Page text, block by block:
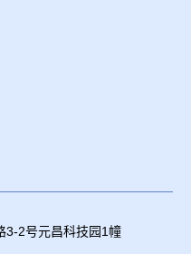
3-2号元昌科技园1幢